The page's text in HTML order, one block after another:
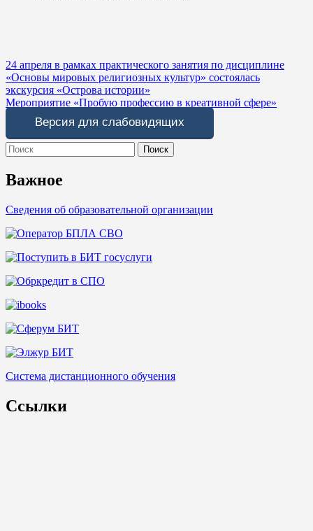
Навигация
по
записям
24 апреля в рамках практического занятия по дисциплине
«Основы мировых религиозных культур» состоялась
экскурсия «Острова истории»
Мероприятие «Пробую профессию в креативной сфере»
Версия для слабовидящих
Search
for:
Важное
Сведения об образовательной организации
Система дистанционного обучения
Ссылки